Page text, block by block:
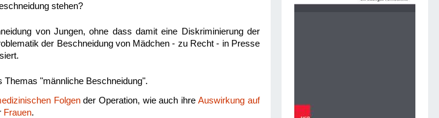
stehen?
von Jungen, ohne dass damit eine Diskriminierung der
der Beschneidung von Mädchen - zu Recht - in Presse
Themas "männliche Beschneidung".
Folgender Operation, wie auch ihreAuswirkung auf
Frauen.